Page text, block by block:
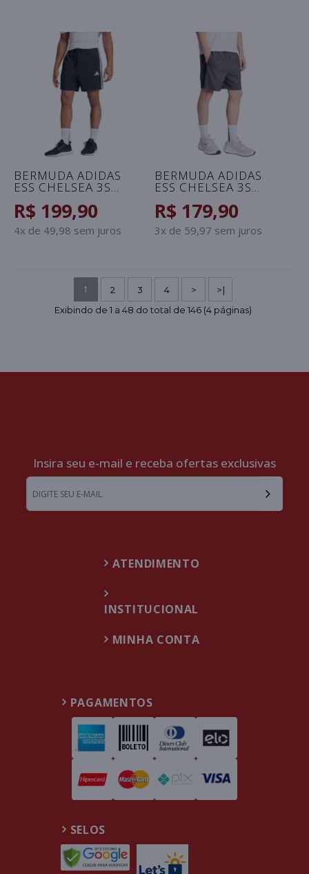
BERMUDA ADIDAS
ESS CHELSEA 3S
PRETO/BRANCO
R$ 199,90
4x de 49,98 sem juros
BERMUDA ADIDAS
ESS CHELSEA 3S
GRAFITE/PRETO
R$ 179,90
3x de 59,97 sem juros
1 2 3 4 >
>|
Exibindo de 1 a 48 do total de 146 (4 páginas)
Insira seu e-mail e receba ofertas exclusivas
ATENDIMENTO
INSTITUCIONAL
MINHA CONTA
PAGAMENTOS
SELOS